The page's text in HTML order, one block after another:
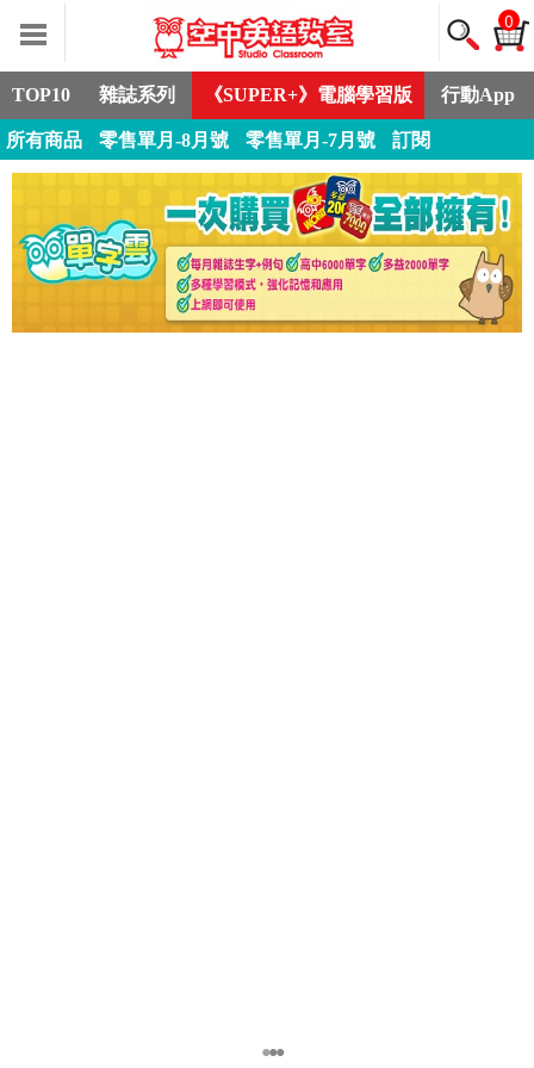
0
TOP10 雜誌系列 《SUPER+》電腦學習版 行動App
所有商品 零售單月-8月號 零售單月-7月號 訂閱